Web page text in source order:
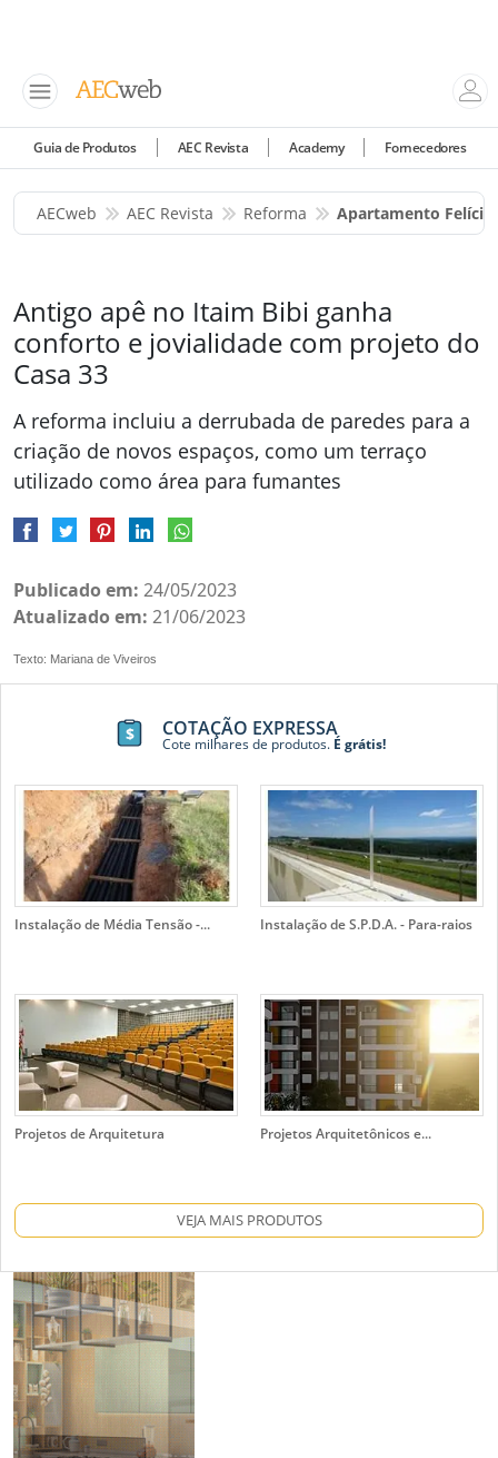
Guia de Produtos AEC Revista Academy Fornecedores
AECweb AEC Revista Reforma Apartamento Felício
Antigo apê no Itaim Bibi ganha
conforto e jovialidade com projeto do
Casa 33
A reforma incluiu a derrubada de paredes para a
criação de novos espaços, como um terraço
utilizado como área para fumantes
Publicado em: 24/05/2023
Atualizado em: 21/06/2023
Texto: Mariana de Viveiros
COTAÇÃO EXPRESSA
Cote milhares de produtos.É grátis!
Instalação de Média Tensão -... Instalação de S.P.D.A. - Para-raios
Projetos de Arquitetura Projetos Arquitetônicos e...
VEJA MAIS PRODUTOS